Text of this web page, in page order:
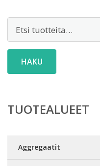
HAKU
TUOTEALUEET
Aggregaatit